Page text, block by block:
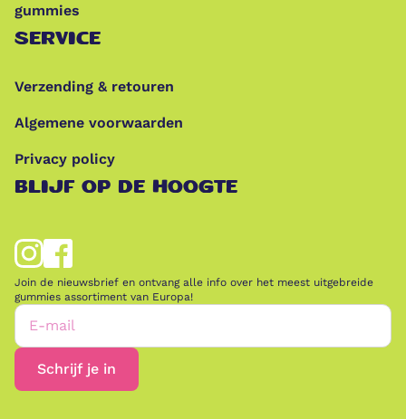
gummies
SERVICE
Verzending & retouren
Algemene voorwaarden
Privacy policy
BLIJF OP DE HOOGTE
Join de nieuwsbrief en ontvang alle info over het meest uitgebreide
gummies assortiment van Europa!
E-mail
Schrijf je in